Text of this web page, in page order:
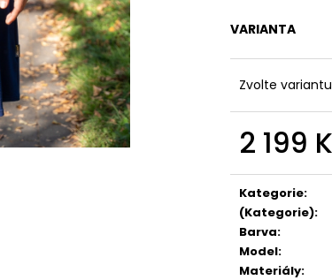
VARIANTA
Zvolte variantu
2 199
cena:
Kategorie:
(Kategorie):
Barva:
Model:
Materiály: